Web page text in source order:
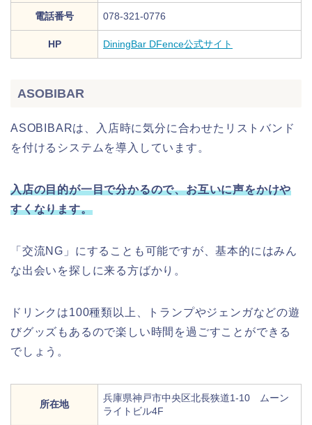
電話番号 078-321-0776
HP DiningBar DFence公式サイト
ASOBIBAR
ASOBIBARは、入店時に気分に合わせたリストバンド
を付けるシステムを導入しています。
入店の目的が一目で分かるので、お互いに声をかけや
すくなります。
「交流NG」にすることも可能ですが、基本的にはみん
な出会いを探しに来る方ばかり。
ドリンクは100種類以上、トランプやジェンガなどの遊
びグッズもあるので楽しい時間を過ごすことができる
でしょう。
所在地
兵庫県神戸市中央区北長狭道1‐10 ムーン
ライトビル4F